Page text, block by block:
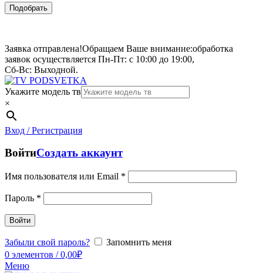
Подобрать
Заявка отправлена!Обращаем Ваше внимание:обработка
заявок осуществляется Пн-Пт: с 10:00 до 19:00,
Сб-Вс: Выходной.
Укажите модель тв
×
Вход / Регистрация
ВойтиСоздать аккаунт
Имя пользователя или Email *
Пароль *
Войти
Забыли свой пароль?
Запомнить меня
0 элементов / 0,00₽
Меню